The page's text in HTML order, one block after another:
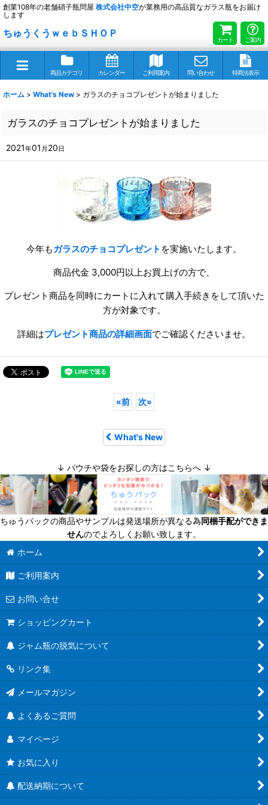
創業108年の老舗硝子瓶問屋 株式会社中空が業務用の高品質なガラス瓶をお届け
します
ちゅうくうｗｅｂＳＨＯＰ
カート ご案内
商品カテゴリ カレンダー ご利用案内 問い合わせ 特商法表示
ホーム > What's New > ガラスのチョコプレゼントが始まりました
ガラスのチョコプレゼントが始まりました
2021年01 月 20日
今年もガラスのチョコプレゼント を実施いたします。
商品代金 3,000円以上お買上げの方で、
プレゼント商品を同時にカートに入れて購入手続きをして頂いた
方が対象です。
詳細はプレゼント商品の詳細画面でご確認くださいませ。
«前 次»
What's New
↓ パウチや袋をお探しの方はこちらへ ↓
ちゅうパックの商品やサンプルは発送場所が異なる為同梱手配ができま
せんのでよろしくお願い致します。
ホーム
ご利用案内
お問い合せ
ショッピングカート
ジャム瓶の脱気について
リンク集
メールマガジン
よくあるご質問
マイページ
お気に入り
配送納期について